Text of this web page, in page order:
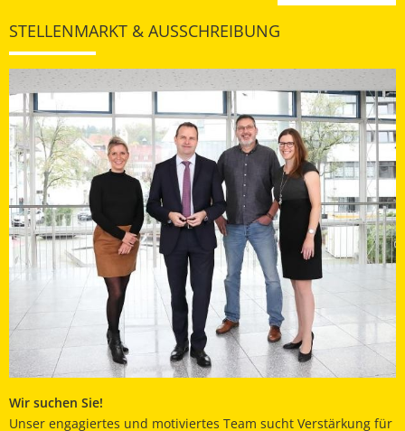
STELLENMARKT & AUSSCHREIBUNG
Wir suchen Sie!
Unser engagiertes und motiviertes Team sucht Verstärkung für